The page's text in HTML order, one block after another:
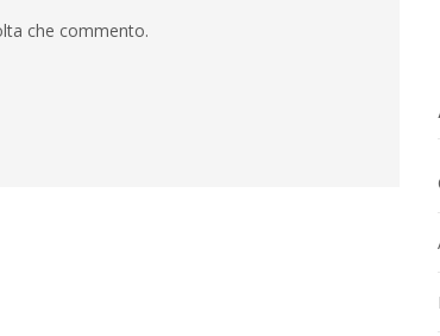
che commento.